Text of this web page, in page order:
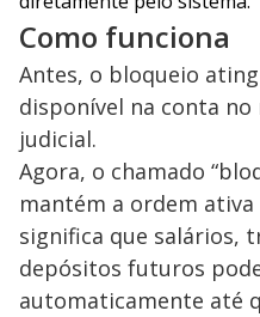
Como funciona
Antes, o bloqueio
disponível na conta
judicial.
Agora, o chamado
mantém a ordem
significa que salários,
depósitos futuros
automaticamente até